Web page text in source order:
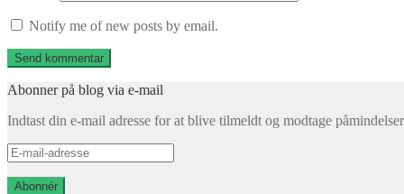
Notify me of new posts by email.
Abonner på blog via e-mail
Indtast din e-mail adresse for at blive tilmeldt og modtage
E-
mail-
adresse
Abonnér